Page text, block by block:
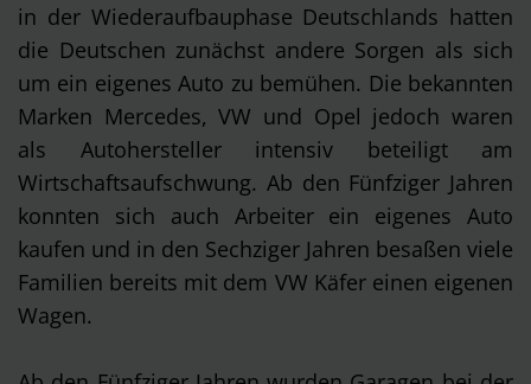
in der Wiederaufbauphase Deutschlands hatten
die Deutschen zunächst andere Sorgen als sich
um ein eigenes Auto zu bemühen. Die bekannten
Marken Mercedes, VW und Opel jedoch waren
als Autohersteller intensiv beteiligt am
Wirtschaftsaufschwung. Ab den Fünfziger Jahren
konnten sich auch Arbeiter ein eigenes Auto
kaufen und in den Sechziger Jahren besaßen viele
Familien bereits mit dem VW Käfer einen eigenen
Wagen.